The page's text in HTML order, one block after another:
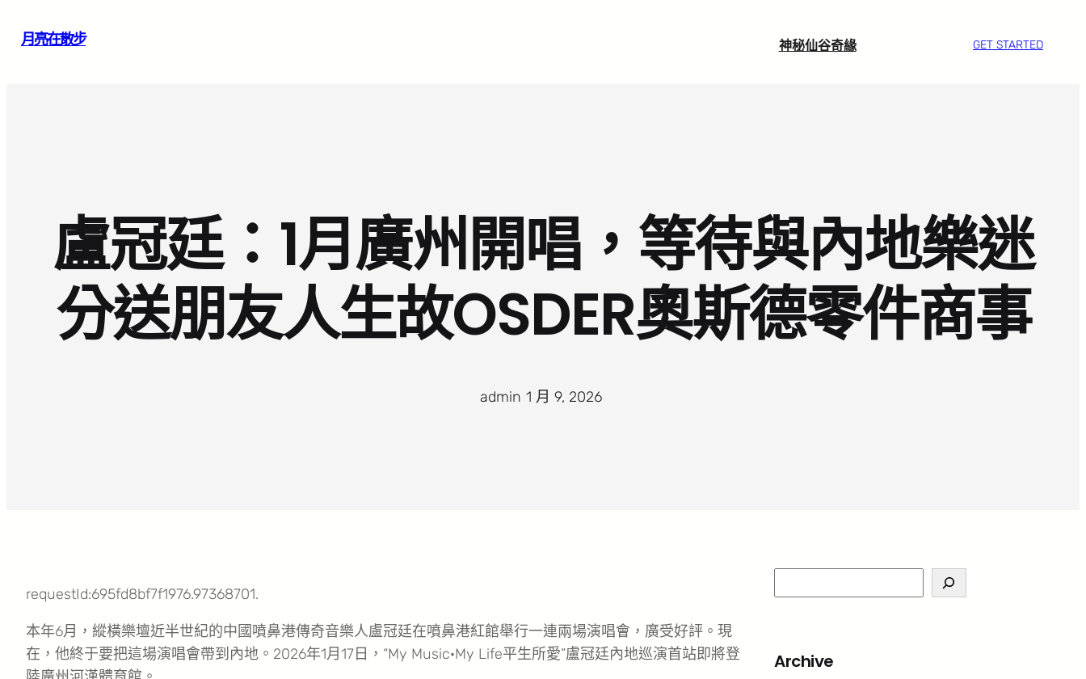
月亮在散步 神秘仙谷奇緣 GET STARTED
盧冠廷：1月廣州開唱，等待與內地樂迷
分送朋友人生故OSDER奧斯德零件商事
admin 1 月 9, 2026·
requestId:695fd8bf7f1976.97368701.
本年6月，縱橫樂壇近半世紀的中國噴鼻港傳奇音樂人盧冠廷在噴鼻港紅館舉行一連兩場演唱會，廣受好評。現
在，他終于要把這場演唱會帶到內地。2026年1月17日，“My Music·My Life平生所愛”盧冠廷內地巡演首站即將登
e
c
Archive